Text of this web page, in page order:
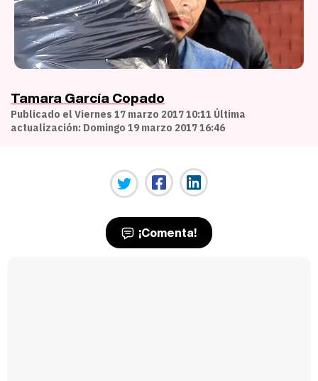
Tamara García Copado
Publicado el Viernes 17 marzo 2017 10:11 Última
actualización: Domingo 19 marzo 2017 16:46
¡Comenta!